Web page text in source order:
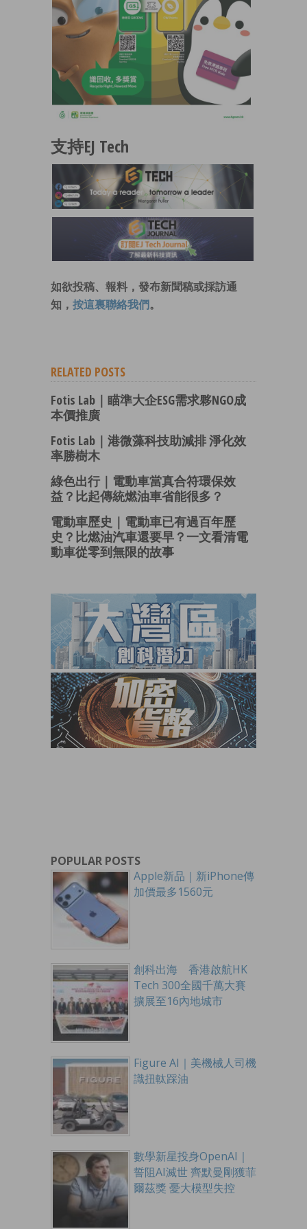
支持EJ Tech
如欲投稿、報料，發布新聞稿或採訪通
知， 按這裏聯絡我們 。
RELATED POSTS
Fotis Lab｜瞄準大企ESG需求夥NGO成
本價推廣
Fotis Lab｜港微藻科技助減排 淨化效
率勝樹木
綠色出行｜電動車當真合符環保效
益？比起傳統燃油車省能很多？
電動車歷史｜電動車已有過百年歷
史？比燃油汽車還要早？一文看清電
動車從零到無限的故事
POPULAR POSTS
Apple新品｜新iPhone傳
加價最多1560元
創科出海 香港啟航HK
Tech 300全國千萬大賽
擴展至16內地城市
Figure AI｜美機械人司機
識扭軚踩油
數學新星投身OpenAI｜
誓阻AI滅世 齊默曼剛獲菲
爾茲獎 憂大模型失控